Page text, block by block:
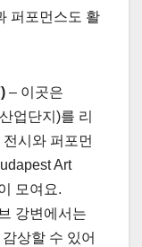
퍼포먼스도 활
– 이곳은
업단지)를 리
시와 퍼포먼
Art
모여요.
강변에서는
상할 수 있어